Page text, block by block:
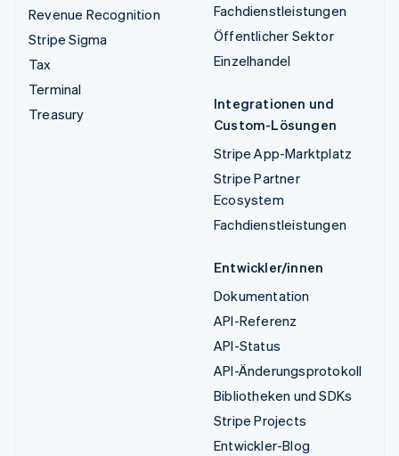
Revenue Recognition
Stripe Sigma
Tax
Terminal
Treasury
Fachdienstleistungen
Öffentlicher Sektor
Einzelhandel
Integrationen und
Custom-Lösungen
Stripe App-Marktplatz
Stripe Partner
Ecosystem
Fachdienstleistungen
Entwickler/innen
Dokumentation
API-Referenz
API-Status
API-Änderungsprotokoll
Bibliotheken und SDKs
Stripe Projects
Entwickler-Blog